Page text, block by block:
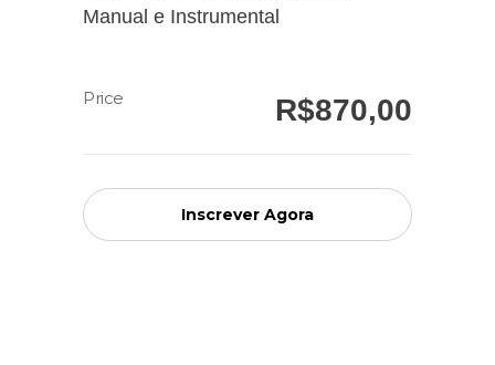
Manual e Instrumental
R$870,00
Inscrever Agora